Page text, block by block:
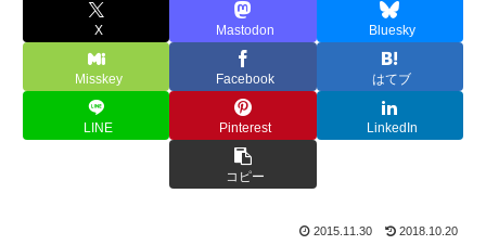
X Mastodon Bluesky
Misskey Facebook はてブ
LINE Pinterest LinkedIn
コピー
2015.11.30 2018.10.20